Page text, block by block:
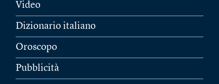
Video
Dizionario italiano
Oroscopo
Pubblicità